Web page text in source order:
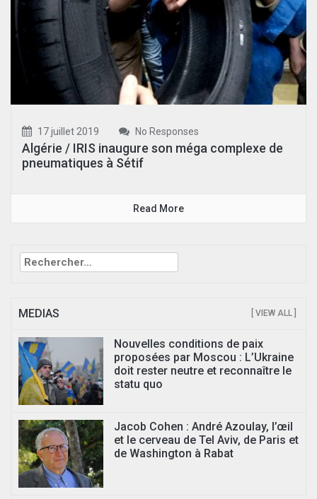
17 juillet 2019 No Responses
Algérie / IRIS inaugure son méga complexe de
pneumatiques à Sétif
Read More
Rechercher :
MEDIAS [ VIEW ALL ]
Nouvelles conditions de paix
proposées par Moscou : L’Ukraine
doit rester neutre et reconnaître le
statu quo
Jacob Cohen : André Azoulay, l’œil
et le cerveau de Tel Aviv, de Paris et
de Washington à Rabat